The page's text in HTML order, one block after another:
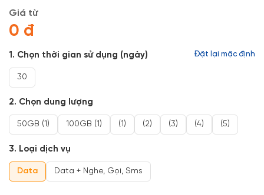
Giá từ
0 đ
1. Chọn thời gian sử dụng (ngày) Đặt lại mặc định
30
2. Chọn dung lượng
50GB (1) 100GB (1) (1) (2) (3) (4) (5)
3. Loại dịch vụ
Data Data + Nghe, Gọi, Sms